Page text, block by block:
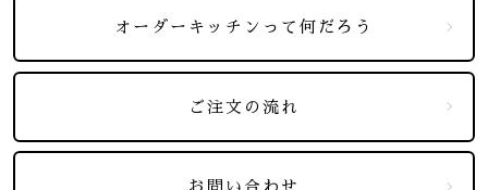
オーダーキッチンって何だろう
ご注文の流れ
お問い合わせ